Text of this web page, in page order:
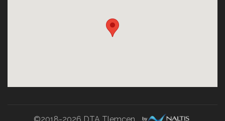
©2018-2026 DTA Tlemcen.